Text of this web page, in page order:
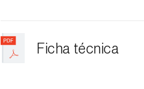
Ficha técnica